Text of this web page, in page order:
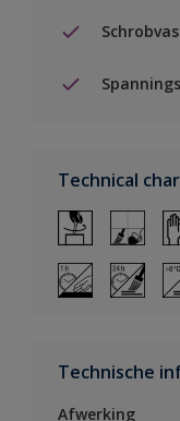
Technical
Technische
Afwerking